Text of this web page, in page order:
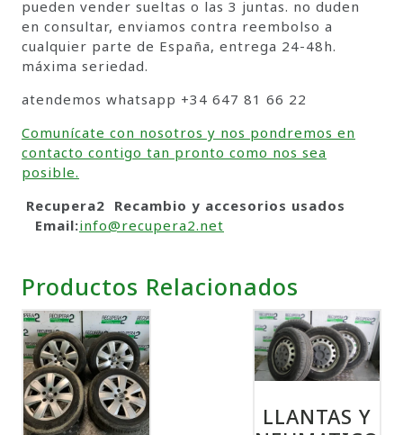
pueden vender sueltas o las 3 juntas. no duden
en consultar, enviamos contra reembolso a
cualquier parte de España, entrega 24-48h.
máxima seriedad.
atendemos whatsapp +34 647 81 66 22
Comunícate con nosotros y nos pondremos en
contacto contigo tan pronto como nos sea
posible.
Recupera2 Recambio y accesorios usados
Email:info@recupera2.net
Productos Relacionados
LLANTAS Y